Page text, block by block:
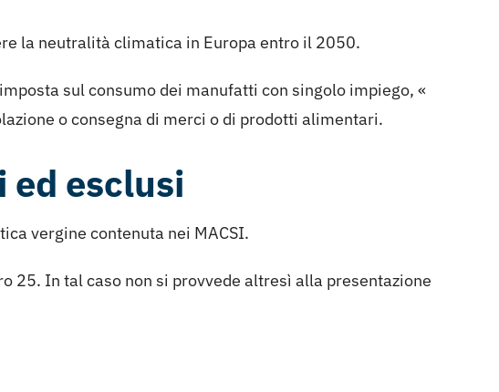
la neutralità climatica in Europa entro il 2050.
sul consumo dei manufatti con singolo impiego, «
o consegna di merci o di prodotti alimentari.
ed esclusi
vergine contenuta nei MACSI.
25. In tal caso non si provvede altresì alla presentazione